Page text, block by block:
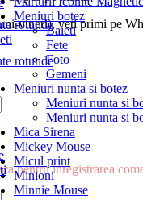
Meniuri botez
Baieti
Fete
Foto
Gemeni
Meniuri nunta si botez
Meniuri nunta si
Meniuri nunta si
Mica Sirena
Mickey Mouse
Micul print
Minioni
Minnie Mouse
rotunde
rotunde
vineri), veti primi pe
pentru inregistrarea